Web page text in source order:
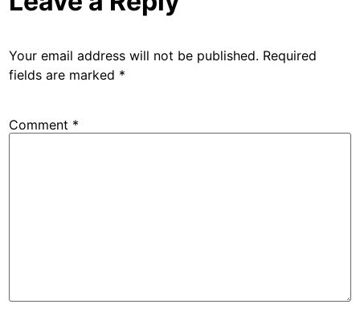
Your email address will not be published. Required
fields are marked *
Comment *